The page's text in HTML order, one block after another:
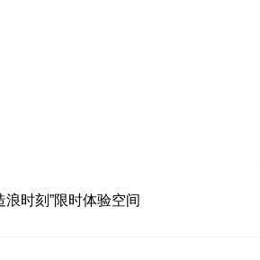
浪时刻”限时体验空间